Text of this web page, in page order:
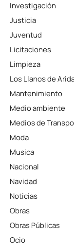
Investigación
Justicia
Juventud
Licitaciones
Limpieza
Los Llanos de
Mantenimiento
Medio ambiente
Medios de
Moda
Musica
Nacional
Navidad
Noticias
Obras
Obras Públicas
Ocio